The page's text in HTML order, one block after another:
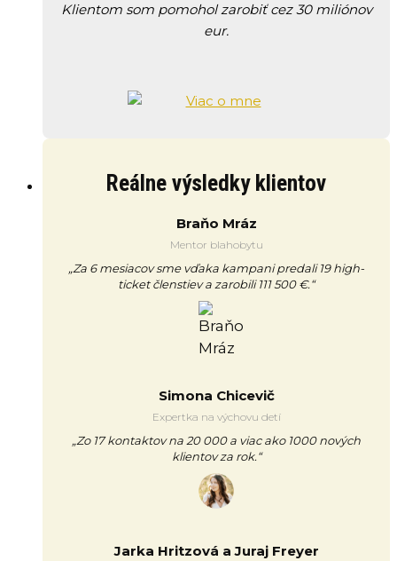
Klientom som pomohol zarobiť cez 30 miliónov
eur.
Reálne výsledky klientov
Braňo Mráz
Mentor blahobytu
„Za 6 mesiacov sme vďaka kampani predali 19 high-
ticket členstiev a zarobili 111 500 €.“
Simona Chicevič
Expertka na výchovu detí
„Zo 17 kontaktov na 20 000 a viac ako 1000 nových
klientov za rok.“
Jarka Hritzová a Juraj Freyer